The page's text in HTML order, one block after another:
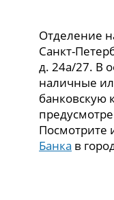
Отделение
Санкт-
д. 24а/27. В
наличные
банковскую
Посмотрите
Банка в